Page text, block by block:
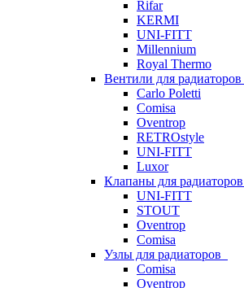
Rifar
KERMI
UNI-FITT
Millennium
Royal Thermo
Вентили для радиаторов
Carlo Poletti
Comisa
Oventrop
RETROstyle
UNI-FITT
Luxor
Клапаны для радиаторов
UNI-FITT
STOUT
Oventrop
Comisa
Узлы для радиаторов
Comisa
Oventrop